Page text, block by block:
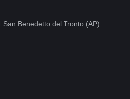
San Benedetto del Tronto (AP)